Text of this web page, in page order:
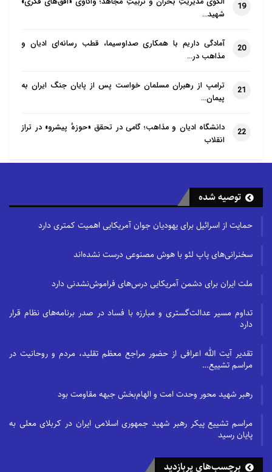
19
شهید…
20
آمادگی داریم با همکاری صداوسیما، قطب رسانه‌ای ادیان و
مذاهب در…
21
ترامپ از رهبران مسلمان خواست پس از پایان جنگ ایران به
پیمان…
22
دانشگاه ادیان و مذاهب؛ گامی در تحقق «حوزهٔ پیشرو» در تراز
انقلاب
توصیه شده
حمایت از اسرائیل برای یهودیان جوان آمریکایی اهمیت کمتری دارد
سخنرانی‌های پاپ لئو با هوش مصنوعی درست نشده‌اند
ملت ایران برای دشمن آمریکایی درس‌های فراموش‌نشدنی دارد
تداوم مسیر عدالت‌گستری و مبارزه با فساد در صدر برنامه‌های نظام قرار
دارد
تقدیر آیت الله اعرافی از حضور مراجع معظم تقلید، مردم و روحانیت در
مراسم تشییع…
رهبر شهید محور وحدت امت و الهام‌بخش جبهه مقاومت بود
مراسم تشییع پیکر رهبر شهید جمهوری اسلامی ایران در کربلای معلی به
پایان رسید
برچسب‌های پربازدید